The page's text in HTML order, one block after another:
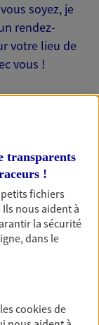
soyez, je
rendez-
votre lieu de
vous !
: achat
autour
transparents
!
fichiers
Ils nous aident à
la sécurité
dans le
cookiesde